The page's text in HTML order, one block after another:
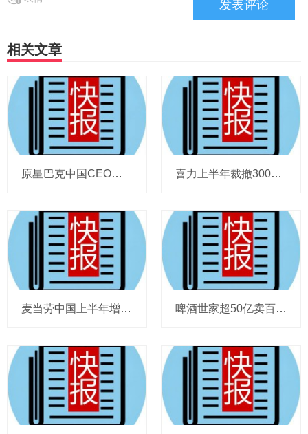
相关文章
原星巴克中国CEO蔡德粦掌舵恒隆，百胜中国完成必胜客内地所有权收购，泸溪河迎来反转，帝亚吉欧裁减岗位计划发布，秋天第一杯奶茶爆单 喜力上半年裁撤3000岗位，太古可口可乐总裁说饮料品类增长态势良好，华润饮料下半年要打三场关键战役，帝亚吉欧新帅努力应对白酒市场影响
麦当劳中国上半年增至8114家，达能CEO称现阶段更具进攻性，“小酒馆”海伦司盈警，现代牧业完成收购中国圣牧股权，茶颜悦色合肥首店开业 啤酒世家超50亿卖百威集团股份，宗庆后之子任新公司董事长，FIVE GUYS明年重点加密北京，三只松鼠华南总部入驻佛山，达能完成阿根廷合资